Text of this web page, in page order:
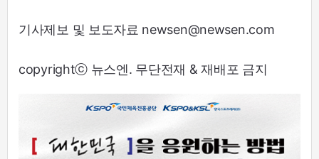
기사제보 및 보도자료 newsen@newsen.com
copyrightⓒ 뉴스엔. 무단전재 & 재배포 금지